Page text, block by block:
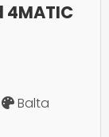
4MATIC
Balta